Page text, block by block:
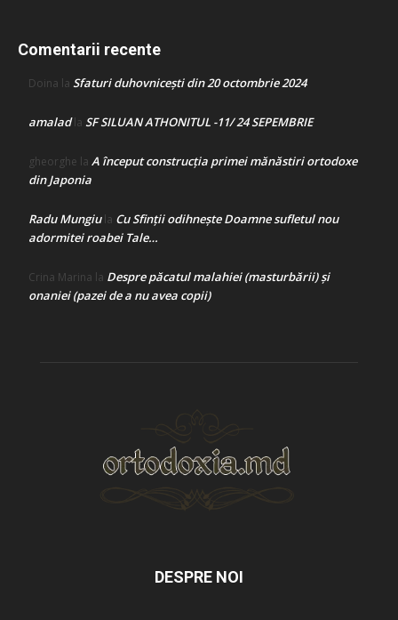
Comentarii recente
Doina la Sfaturi duhovnicești din 20 octombrie 2024
amaladla SF SILUAN ATHONITUL -11/ 24 SEPEMBRIE
gheorghe la A început construcţia primei mănăstiri ortodoxe
din Japonia
Radu Mungiula Cu Sfinții odihnește Doamne sufletul nou
adormitei roabei Tale…
Crina Marina la Despre păcatul malahiei (masturbării) şi
onaniei (pazei de a nu avea copii)
DESPRE NOI